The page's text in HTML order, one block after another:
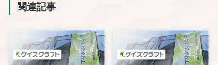
関連記事